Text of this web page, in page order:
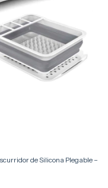
de Silicona Plegable –